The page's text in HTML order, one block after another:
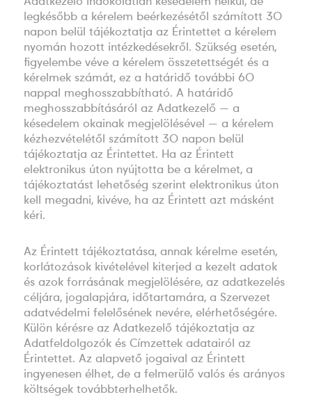
legkésőbb a kérelem beérkezésétől számított 30
napon belül tájékoztatja az Érintettet a kérelem
nyomán hozott intézkedésekről. Szükség esetén,
figyelembe véve a kérelem összetettségét és a
kérelmek számát, ez a határidő további 60
nappal meghosszabbítható. A határidő
meghosszabbításáról az Adatkezelő — a
késedelem okainak megjelölésével — a kérelem
kézhezvételétől számított 30 napon belül
tájékoztatja az Érintettet. Ha az Érintett
elektronikus úton nyújtotta be a kérelmet, a
tájékoztatást lehetőség szerint elektronikus úton
kell megadni, kivéve, ha az Érintett azt másként
kéri.
Az Érintett tájékoztatása, annak kérelme esetén,
korlátozások kivételével kiterjed a kezelt adatok
és azok forrásának megjelölésére, az adatkezelés
céljára, jogalapjára, időtartamára, a Szervezet
adatvédelmi felelősének nevére, elérhetőségére.
Külön kérésre az Adatkezelő tájékoztatja az
Adatfeldolgozók és Címzettek adatairól az
Érintettet. Az alapvető jogaival az Érintett
ingyenesen élhet, de a felmerülő valós és arányos
költségek továbbterhelhetők.